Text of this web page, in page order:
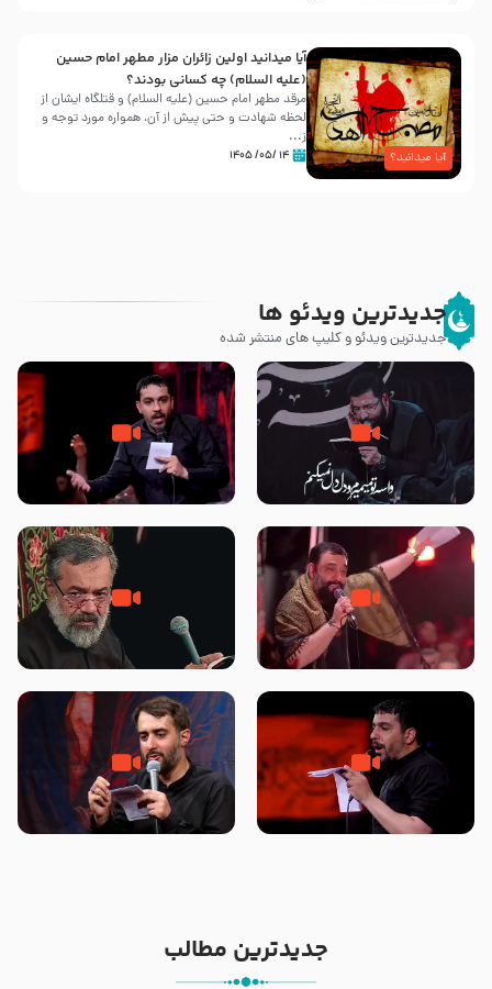
آیا میدانید؟
آیا میدانید اولین زائران مزار مطهر امام حسین
(علیه السلام) چه کسانی بودند؟
مرقد مطهر امام حسین (علیه السلام) و قتلگاه ایشان از
لحظه شهادت و حتی پیش از آن، همواره مورد توجه و
ز...
۱۴ /۰۵/ ۱۴۰۵
جدیدترین ویدئو ها
جدیدترین ویدئو و کلیپ های منتشر شده
مصداق کربلا – حاج حسین سیب
سرخی
شور ، حسینا! به‌ حق زهرا «أُنْظُرْ
إِلَینا» – عزاداری شب هفتم ماه
جانا جانا ابی عبدالله – کربلایی جواد
مقدم – شب هشتم محرم 1448 –
مادر منم مثل تو خمیدم – حاج
محمود کریمی – شهادت حضرت
هیئت رایة العباس علیه السلام
تک ، عبّاس، صاحب دل‌هاست –
حاج حنیف طاهری – عزاداری شب
من غلام نوکراتم من عاشق کربلاتم
– شور زمینه – شب هفتم – محرم
جدیدترین مطالب